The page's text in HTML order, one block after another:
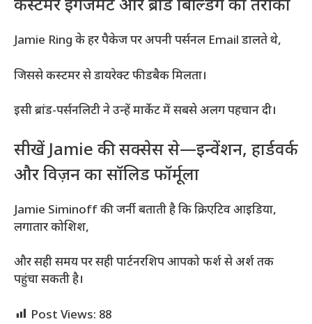
कस्टमर इंगेजमेंट और ब्रांड बिल्डिंग का तरीका
Jamie Ring के हर पैकेज पर अपनी पर्सनल Email डालते थे,
जिससे कस्टमर से डायरेक्ट फीडबैक मिलता।
इसी ब्रांड-पर्सनलिटी ने उन्हें मार्केट में सबसे अलग पहचान दी।
सीखें Jamie की सक्सेस से—इन्वेंशन, हार्डवर्क
और विज़न का सॉलिड फॉर्मूला
Jamie Siminoff की जर्नी बताती है कि क्रिएटिव आइडिया,
लगातार कोशिश,
और सही समय पर सही पार्टनरशिप आपको फर्श से अर्श तक
पहुंचा सकती है।
Post Views: 88